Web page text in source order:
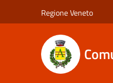
Regione Veneto